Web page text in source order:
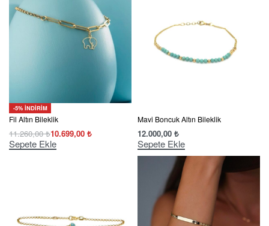
-5% İNDİRİM
Fil Altın Bileklik
11.260,00₺10.699,00 ₺
Sepete Ekle
Mavi Boncuk Altın Bileklik
12.000,00 ₺
Sepete Ekle